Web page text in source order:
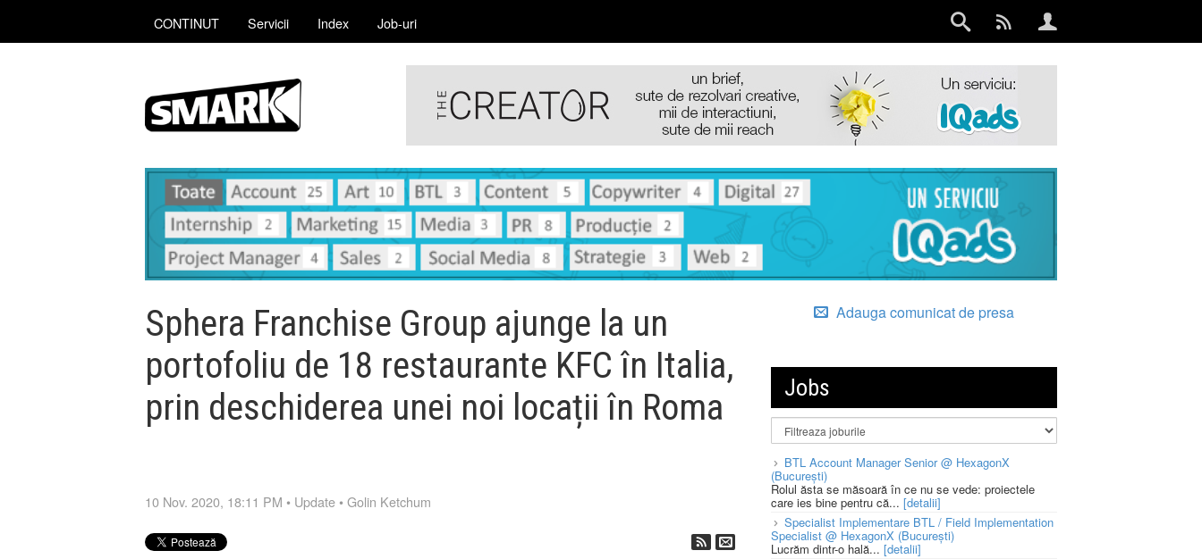
CONTINUT Servicii Index Job-uri
Sphera Franchise Group ajunge la un
portofoliu de 18 restaurante KFC în Italia,
prin deschiderea unei noi locații în Roma
10 Nov. 2020, 18:11 PM • Update •Golin Ketchum
Adauga comunicat de presa
Jobs
BTL Account Manager Senior @ HexagonX
(București)
Rolul ăsta se măsoară în ce nu se vede: proiectele
care ies bine pentru că... [detalii]
Specialist Implementare BTL / Field Implementation
Specialist @ HexagonX (București)
Lucrăm dintr-o hală... [detalii]